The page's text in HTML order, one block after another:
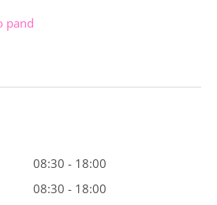
08:30 - 18:00
08:30 - 18:00